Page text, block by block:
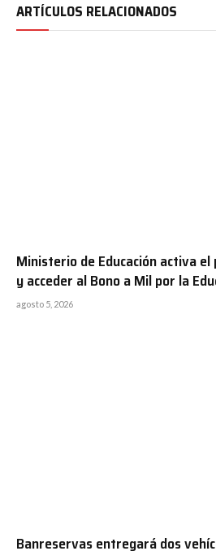
ARTÍCULOS RELACIONADOS
Ministerio de Educación activa
y acceder al Bono a Mil por la
agosto 5, 2026
Banreservas entregará dos